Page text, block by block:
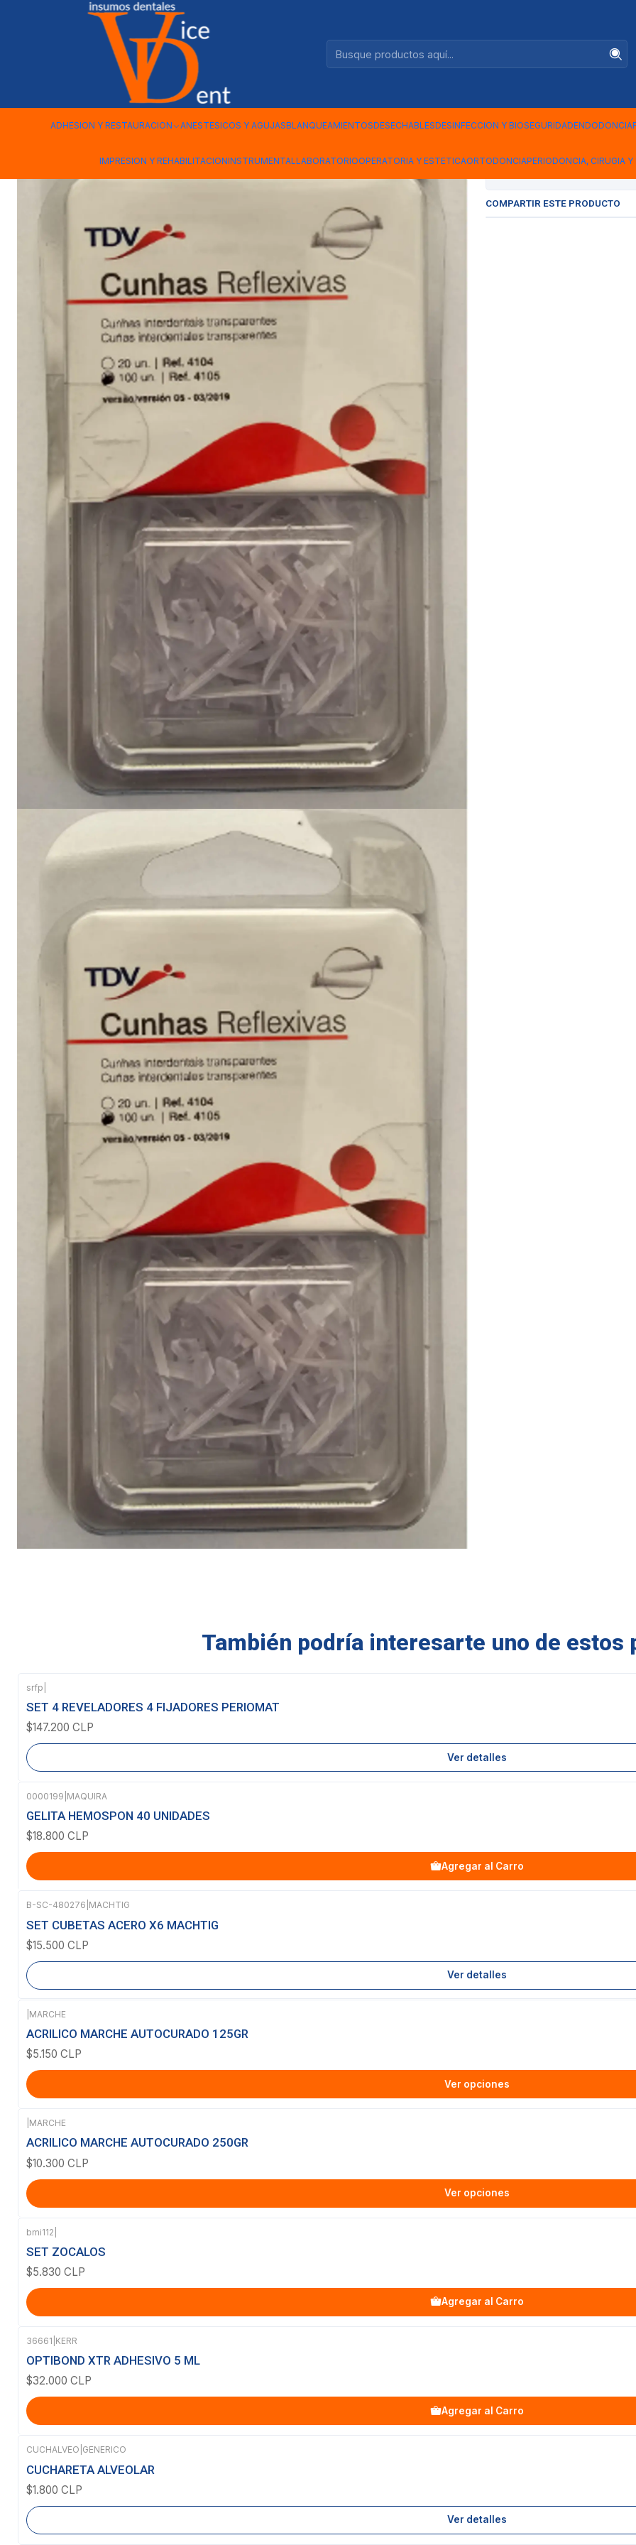
ADHESION Y RESTAURACION ANESTESICOS Y AGUJASBLANQUEAMIENTOSDESECHABLESDESINFECCION Y BIOSEGURIDADENDODONCIA
IMPRESION Y REHABILITACIONINSTRUMENTALLABORATORIOOPERATORIA Y ESTETICAORTODONCIAPERIODONCIA, CIRUGIA Y
ADHESION Y RESTAURACION CUÑAS PLASTICAS TRANSPARENTES
COMPARTIR ESTE PRODUCTO
También podría interesarte uno de estos
Agotado
srfp
SET 4 REVELADORES 4 FIJADORES PERIOMAT
$147.200 CLP
Ver detalles
0000199 MAQUIRA
GELITA HEMOSPON 40 UNIDADES
$18.800 CLP
Agregar al Carro
Agotado
B-SC-480276 MACHTIG
SET CUBETAS ACERO X6 MACHTIG
$15.500 CLP
Ver detalles
MARCHE
ACRILICO MARCHE AUTOCURADO 125GR
$5.150 CLP
Ver opciones
MARCHE
ACRILICO MARCHE AUTOCURADO 250GR
$10.300 CLP
Ver opciones
bmi112
SET ZOCALOS
$5.830 CLP
Agregar al Carro
36661 KERR
OPTIBOND XTR ADHESIVO 5 ML
$32.000 CLP
Agregar al Carro
Agotado
CUCHALVEO GENERICO
CUCHARETA ALVEOLAR
$1.800 CLP
Ver detalles